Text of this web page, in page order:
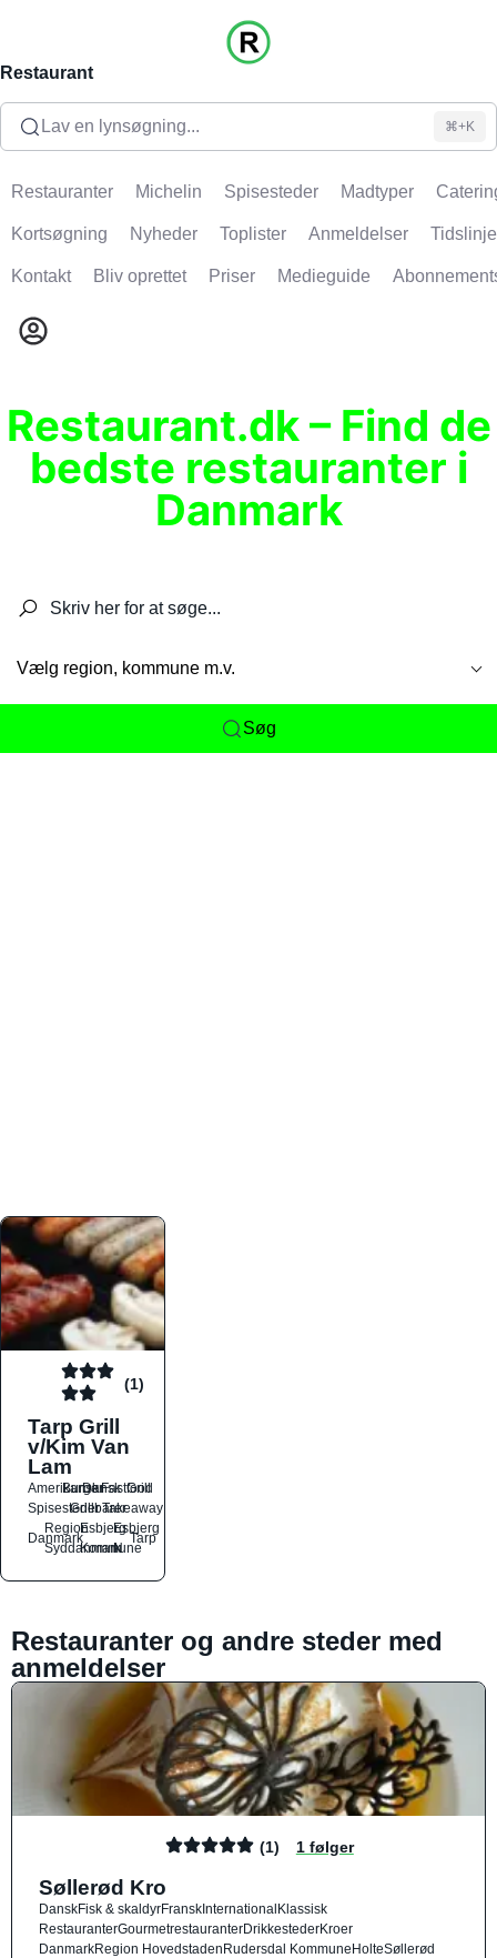
Restaurant
Lav en lynsøgning... ⌘+K
Restauranter Michelin Spisesteder Madtyper
Kortsøgning Nyheder Toplister Anmeldelser Tidslinje
Kontakt Bliv oprettet Priser Medieguide
Restaurant.dk – Find de
bedste restauranter i
Danmark
Vælg region, kommune m.v.
Søg
(1)
Tarp Grill
v/Kim Van
Lam
Amerikansk
BurgerDanskFastfood
Grill
SpisestederGrillbarerTakeaway
Danmark
Region
Syddanmark
Esbjerg
Kommune
Esbjerg
N
Tarp
Restauranter og andre steder med
anmeldelser
(1) 1 følger
Søllerød Kro
DanskFisk & skaldyrFranskInternationalKlassisk
RestauranterGourmetrestauranterDrikkestederKroer
DanmarkRegion HovedstadenRudersdal KommuneHolteSøllerød